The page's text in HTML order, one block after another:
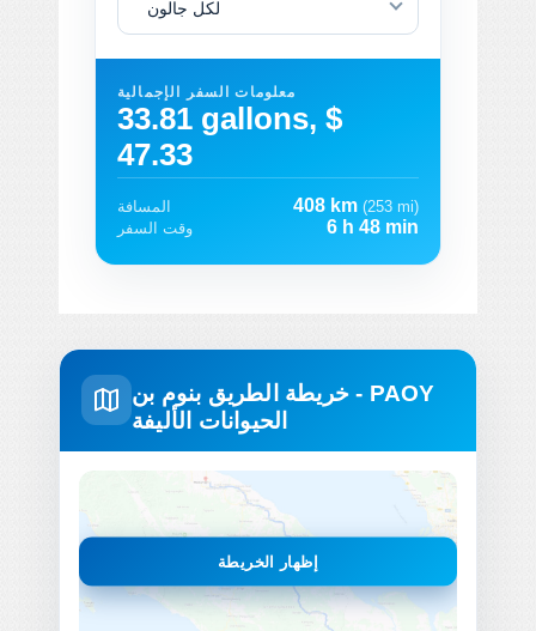
لكل جالون
معلومات السفر الإجمالية
33.81 gallons, $
47.33
المسافة 408 km (253 mi)
وقت السفر
6 h 48 min
خريطة الطريق بنوم بن - PAOY
الحيوانات الأليفة
إظهار الخريطة